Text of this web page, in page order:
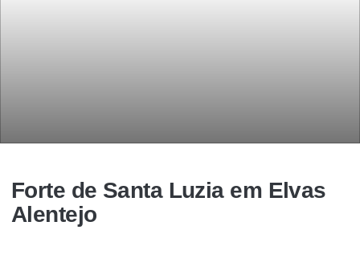
Forte de Santa Luzia em Elvas
Alentejo